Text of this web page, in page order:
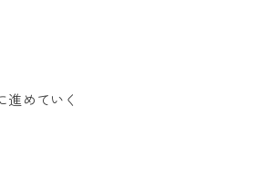
めていく